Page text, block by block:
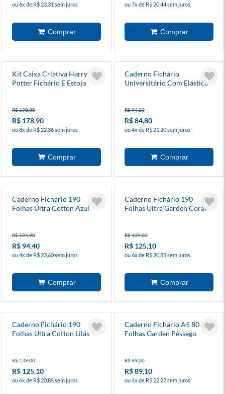
ou 6x de R$ 23,31 sem juros ou 7x de R$ 20,44 sem juros
Kit Caixa Criativa Harry
Potter Fichário E Estojo
R$ 198,80
R$ 178,90
ou 8x de R$ 22,36 sem juros
Caderno Fichário
Universitário Com Elástico
R$ 94,20
R$ 84,80
ou 4x de R$ 21,20 sem juros
Caderno Fichário 190
Folhas Ultra Cotton Azul
R$ 104,90
R$ 94,40
ou 4x de R$ 23,60 sem juros
Caderno Fichário 190
Folhas Ultra Garden Coral
R$ 139,00
R$ 125,10
ou 6x de R$ 20,85 sem juros
Caderno Fichário 190
Folhas Ultra Cotton Lilás
R$ 139,00
R$ 125,10
ou 6x de R$ 20,85 sem juros
Caderno Fichário A5 80
Folhas Garden Pêssego
R$ 99,00
R$ 89,10
ou 4x de R$ 22,27 sem juros